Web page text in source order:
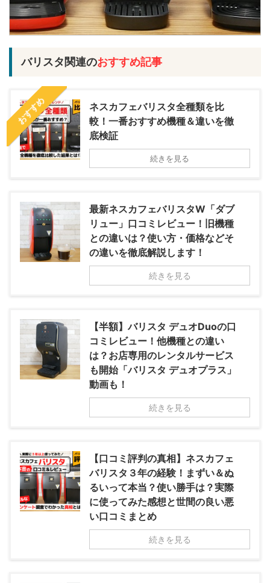
バリスタ関連のおすすめ記事
おすすめ
ネスカフェバリスタ全種類を比
較！一番おすすめ機種＆違いを徹
底検証
続きを見る
最新ネスカフェバリスタW「ダブ
リュー」口コミレビュー！旧機種
との違いは？使い方・価格などそ
の違いを徹底解説します！
続きを見る
【半額】バリスタ デュオDuoの口
コミレビュー！他機種との違い
は？お店専用のレンタルサービス
も開始「バリスタ デュオプラス」
動画も！
続きを見る
【口コミ評判の真相】ネスカフェ
バリスタ３年の経験！まずい＆ぬ
るいって本当？使い勝手は？実際
に使ってみた感想と世間の良い悪
い口コミまとめ
続きを見る